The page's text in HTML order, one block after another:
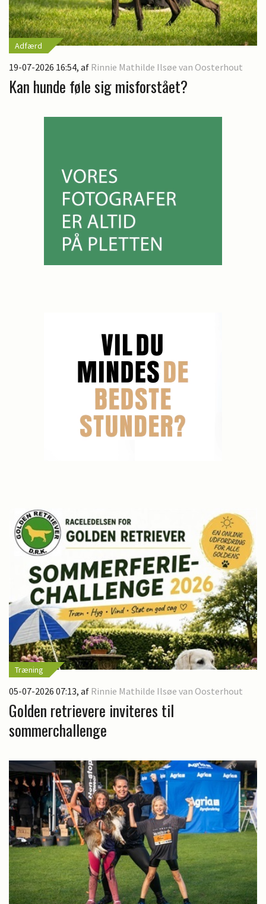
Adfærd
19-07-2026 16:54, af Rinnie Mathilde Ilsøe van Oosterhout
Kan hunde føle sig misforstået?
Træning
05-07-2026 07:13, af Rinnie Mathilde Ilsøe van Oosterhout
Golden retrievere inviteres til
sommerchallenge